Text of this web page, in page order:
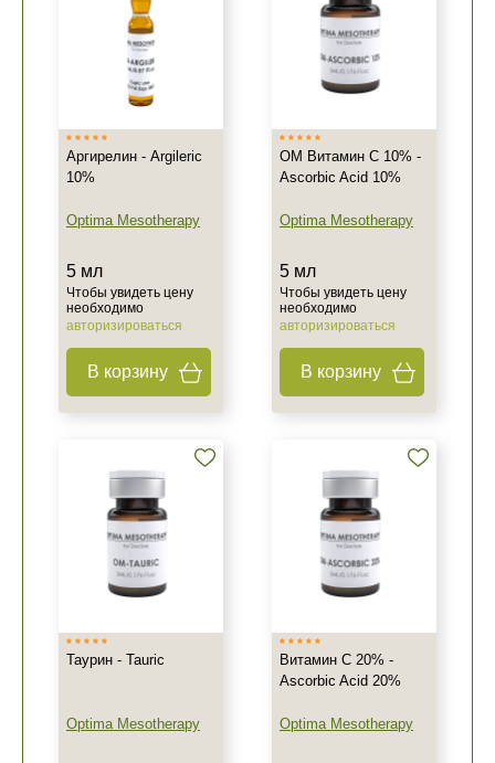
Аргирелин - Argileric
10%
Optima Mesotherapy
5 мл
Чтобы увидеть цену
необходимо
авторизироваться
В корзину
OM Витамин C 10% -
Ascorbic Acid 10%
Optima Mesotherapy
5 мл
Чтобы увидеть цену
необходимо
авторизироваться
В корзину
Таурин - Tauric
Optima Mesotherapy
Витамин C 20% -
Ascorbic Acid 20%
Optima Mesotherapy